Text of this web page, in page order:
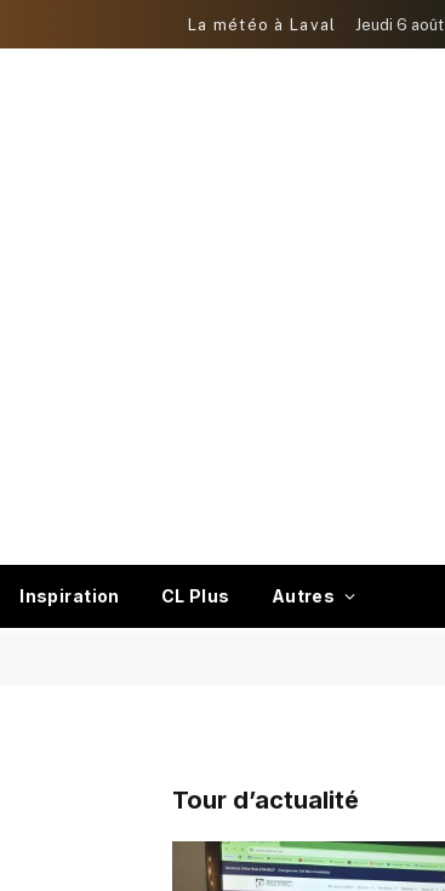
La météo à Laval Jeudi 6 août
Inspiration CL Plus Autres
Tour d’actualité